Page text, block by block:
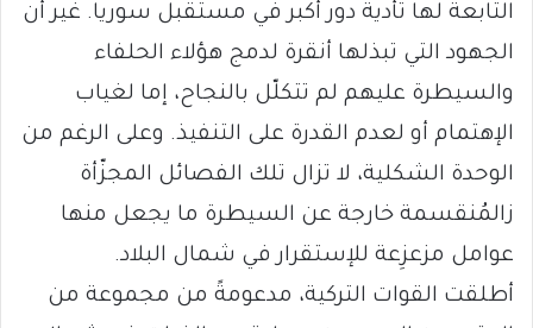
التابعة لها تأدية دور أكبر في مستقبل سوريا. غير أن
الجهود التي تبذلها أنقرة لدمج هؤلاء الحلفاء
والسيطرة عليهم لم تتكلّل بالنجاح، إما لغياب
الإهتمام أو لعدم القدرة على التنفيذ. وعلى الرغم من
الوحدة الشكلية، لا تزال تلك الفصائل المجزّأة
زالمُنقسمة خارجة عن السيطرة ما يجعل منها
عوامل مزعزِعة للإستقرار في شمال البلاد.
أطلقت القوات التركية، مدعومةً من مجموعة من